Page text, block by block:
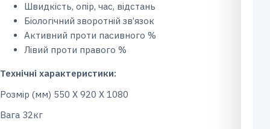
Швидкість, опір, час, відстань
Біологічний зворотній зв’язок
Активний проти пасивного %
Лівий проти правого %
Технічні характеристики:
Розмір (мм) 550 X 920 X 1080
Вага 32кг